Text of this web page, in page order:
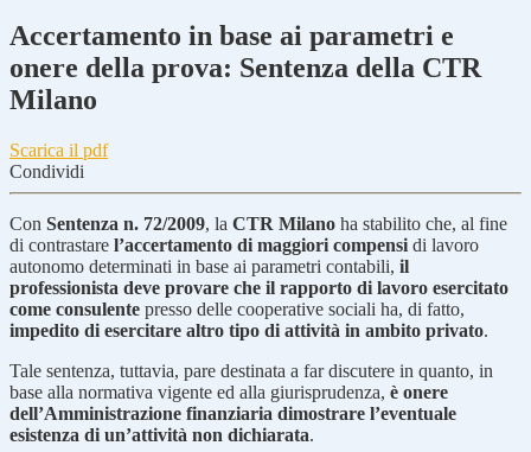
Accertamento in base ai parametri e
onere della prova: Sentenza della CTR
Milano
Scarica il pdf
Condividi
Con Sentenza n. 72/2009, la CTR Milano ha stabilito che, al fine
di contrastare l’accertamento di maggiori compensi di lavoro
autonomo determinati in base ai parametri contabili, il
professionista deve provare che il rapporto di lavoro esercitato
come consulente presso delle cooperative sociali ha, di fatto,
impedito di esercitare altro tipo di attività in ambito privato.
Tale sentenza, tuttavia, pare destinata a far discutere in quanto, in
base alla normativa vigente ed alla giurisprudenza, è onere
dell’Amministrazione finanziaria dimostrare l’eventuale
esistenza di un’attività non dichiarata.